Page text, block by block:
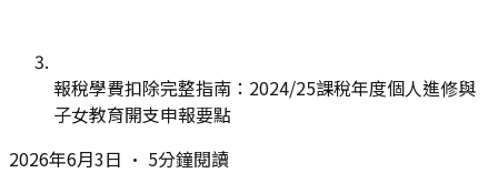
報稅學費扣除完整指南：2024/25課稅年度個人進修與
子女教育開支申報要點
2026年6月3日 • 5分鐘閱讀